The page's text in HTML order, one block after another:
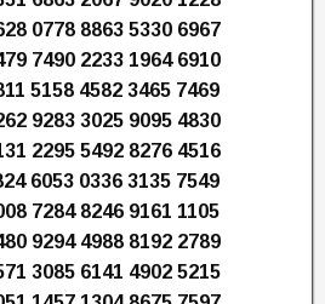
0778 8863 5330 6967
7490 2233 1964 6910
5158 4582 3465 7469
9283 3025 9095 4830
2295 5492 8276 4516
6053 0336 3135 7549
7284 8246 9161 1105
9294 4988 8192 2789
3085 6141 4902 5215